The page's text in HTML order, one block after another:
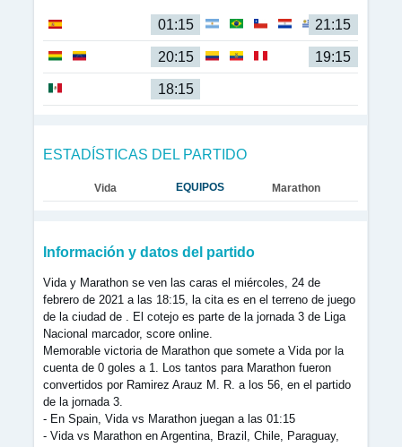
01:15 21:15
20:15 19:15
18:15
ESTADÍSTICAS DEL PARTIDO
Vida EQUIPOS Marathon
Información y datos del partido
Vida y Marathon se ven las caras el miércoles, 24 de
febrero de 2021 a las 18:15, la cita es en el terreno de juego
de la ciudad de . El cotejo es parte de la jornada 3 de Liga
Nacional marcador, score online.
Memorable victoria de Marathon que somete a Vida por la
cuenta de 0 goles a 1. Los tantos para Marathon fueron
convertidos por Ramirez Arauz M. R. a los 56, en el partido
de la jornada 3.
- En Spain, Vida vs Marathon juegan a las 01:15
- Vida vs Marathon en Argentina, Brazil, Chile, Paraguay,